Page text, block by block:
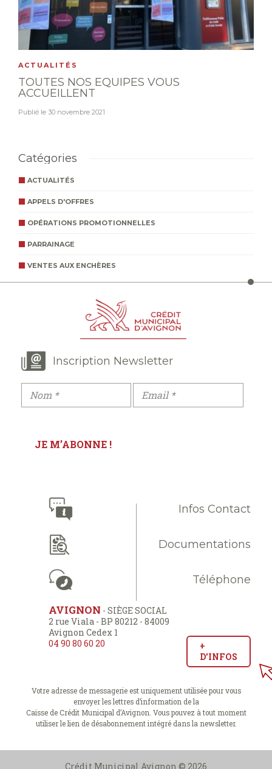
ACTUALITÉS
TOUTES NOS EQUIPES VOUS
ACCUEILLENT
Publié le 30 novembre 2021
Catégories
ACTUALITÉS
APPELS D'OFFRES
OPÉRATIONS PROMOTIONNELLES
PARRAINAGE
VENTES AUX ENCHÈRES
Inscription Newsletter
Infos Contact
Documentations
Téléphone
AVIGNON - SIÈGE SOCIAL
2 rue Viala - BP 80212 - 84009
Avignon Cedex 1
04 90 80 60 20
+
D'INFOS
Votre adresse de messagerie est uniquement utilisée pour vous
envoyer les lettres d’information de la
Caisse de Crédit Municipal d’Avignon. Vous pouvez à tout moment
utiliser le lien de désabonnement intégré dans la newsletter.
Crédit Municipal Avignon © 2026